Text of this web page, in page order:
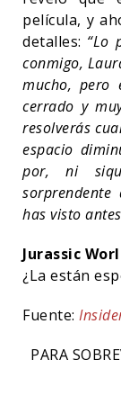
película, y
detalles: “Lo
conmigo,
mucho, pero
cerrado y
resolverás
espacio
por, ni
has visto
Jurassic
¿La están
Fuente:
PARA